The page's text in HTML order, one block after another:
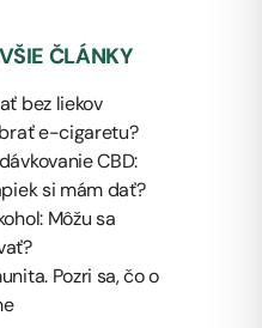
ČLÁNKY
bez liekov
e-cigaretu?
CBD:
si mám dať?
Môžu sa
Pozri sa, čo o